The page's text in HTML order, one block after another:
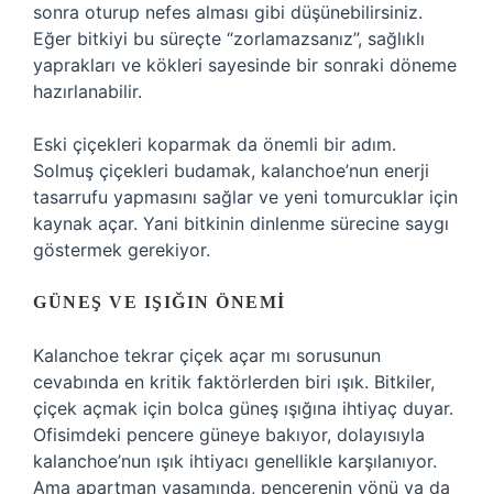
sonra oturup nefes alması gibi düşünebilirsiniz.
Eğer bitkiyi bu süreçte “zorlamazsanız”, sağlıklı
yaprakları ve kökleri sayesinde bir sonraki döneme
hazırlanabilir.
Eski çiçekleri koparmak da önemli bir adım.
Solmuş çiçekleri budamak, kalanchoe’nun enerji
tasarrufu yapmasını sağlar ve yeni tomurcuklar için
kaynak açar. Yani bitkinin dinlenme sürecine saygı
göstermek gerekiyor.
GÜNEŞ VE IŞIĞIN ÖNEMI
Kalanchoe tekrar çiçek açar mı sorusunun
cevabında en kritik faktörlerden biri ışık. Bitkiler,
çiçek açmak için bolca güneş ışığına ihtiyaç duyar.
Ofisimdeki pencere güneye bakıyor, dolayısıyla
kalanchoe’nun ışık ihtiyacı genellikle karşılanıyor.
Ama apartman yaşamında, pencerenin yönü ya da